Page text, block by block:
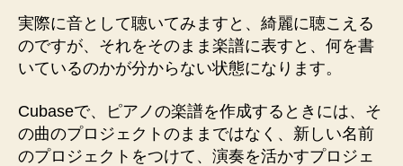
実際に音として聴いてみますと、綺麗に聴こえる
のですが、それをそのまま楽譜に表すと、何を書
いているのかが分からない状態になります。
Cubaseで、ピアノの楽譜を作成するときには、そ
の曲のプロジェクトのままではなく、新しい名前
のプロジェクトをつけて、演奏を活かすプロジェ